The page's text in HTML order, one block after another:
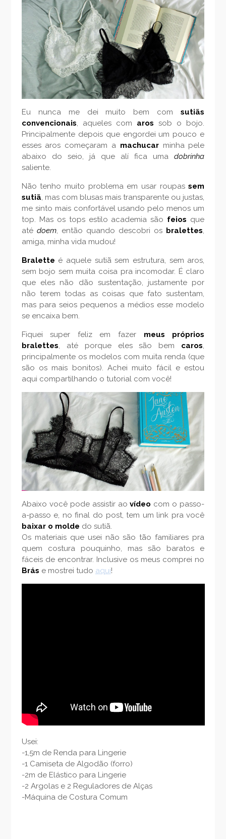
Eu nunca me dei muito bem comsutiãs
convencionais, aqueles com aros sob o bojo.
Principalmente depois que engordei um pouco e
esses aros começaram a machucarminha pele
abaixo do seio, já que alí fica umadobrinha
saliente.
Não tenho muito problema em usar roupassem
sutiã, mas com blusas mais transparente ou justas,
me sinto mais confortável usando pelo menos um
top. Mas os tops estilo academia são feios que
até doem, então quando descobri os bralettes,
amiga, minha vida mudou!
Bralette é aquele sutiã sem estrutura, sem aros,
sem bojo sem muita coisa pra incomodar. É claro
que eles não dão sustentação, justamente por
não terem todas as coisas que fato sustentam,
mas para seios pequenos a médios esse modelo
se encaixa bem.
Fiquei super feliz em fazer meus próprios
bralettes, até porque eles são bem caros,
principalmente os modelos com muita renda (que
são os mais bonitos). Achei muito fácil e estou
aqui compartilhando o tutorial com você!
Abaixo você pode assistir aovídeo com o passo-
a-passo e, no final do post, tem um link pra você
baixar o molde do sutiã.
Os materiais que usei não são tão familiares pra
quem costura pouquinho, mas são baratos e
fáceis de encontrar. Inclusive os meus comprei no
Brás e mostrei tudo aqui!
Usei:
-1,5m de Renda para Lingerie
-1 Camiseta de Algodão (forro)
-2m de Elástico para Lingerie
-2 Argolas e 2 Reguladores de Alças
-Máquina de Costura Comum